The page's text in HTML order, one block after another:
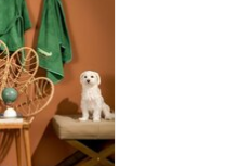
aus Slipper,
Hand- und